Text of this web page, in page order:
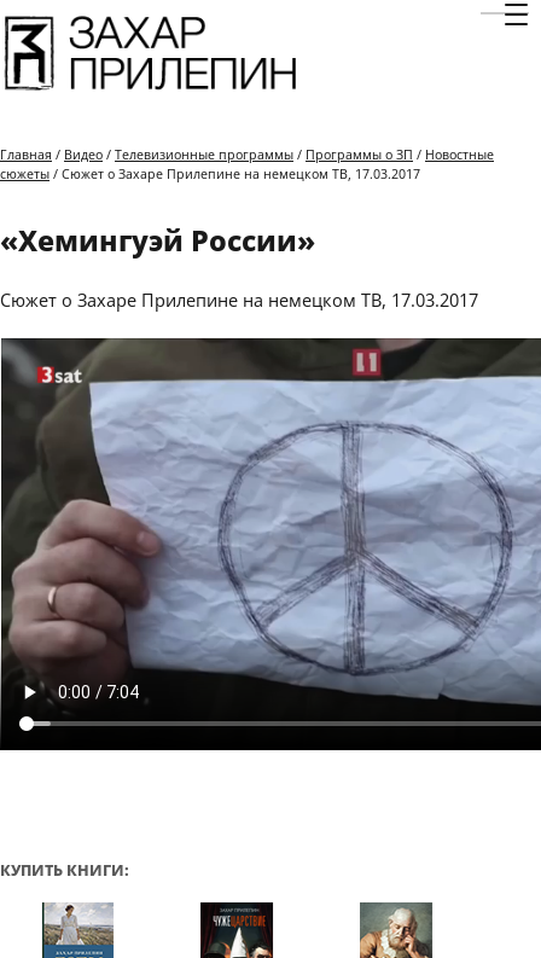
Главная / Видео / Телевизионные программы / Программы о ЗП / Новостные
сюжеты / Сюжет о Захаре Прилепине на немецком ТВ, 17.03.2017
«Хемингуэй России»
Сюжет о Захаре Прилепине на немецком ТВ, 17.03.2017
КУПИТЬ КНИГИ: